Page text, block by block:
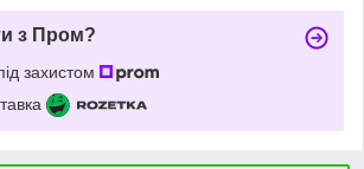
з Пром?
захистом